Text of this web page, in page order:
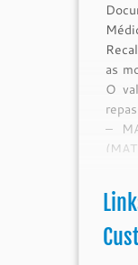
as
O
–